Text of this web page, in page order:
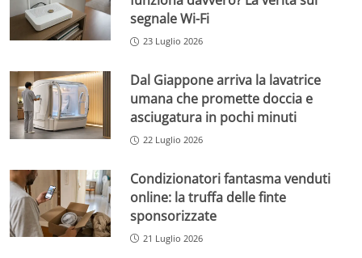
segnale Wi-Fi
23 Luglio 2026
Dal Giappone arriva la lavatrice
umana che promette doccia e
asciugatura in pochi minuti
22 Luglio 2026
Condizionatori fantasma venduti
online: la truffa delle finte
sponsorizzate
21 Luglio 2026